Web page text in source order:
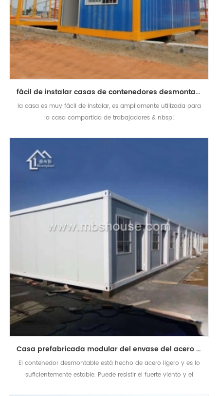
fácil de instalar casas de contenedores desmontables prefabricadas personalizadas
la casa es muy fácil de instalar, es ampliamente utilizada para
la casa compartida de trabajadores & nbsp;
Casa prefabricada modular del envase del acero ligero para la casa viva
El contenedor desmontable está hecho de acero ligero y es lo
suficientemente estable. Puede resistir el fuerte viento y el